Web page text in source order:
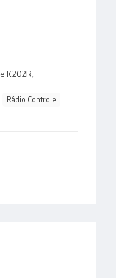
K202R,
Rádio Controle